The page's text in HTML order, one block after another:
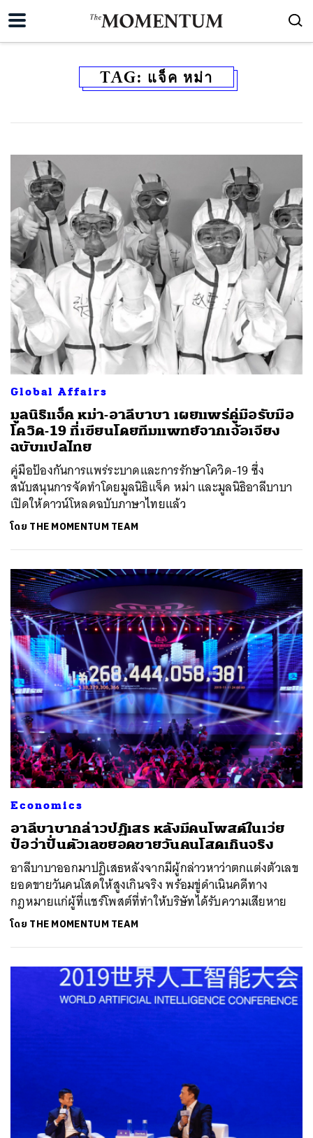
TAG: แจ็ค หม่า
Global Affairs
มูลนิธิแจ็ค หม่า-อาลีบาบา เผยแพร่คู่มือรับมือ
โควิด-19 ที่เขียนโดยทีมแพทย์จากเจ้อเจียง
ฉบับแปลไทย
คู่มือป้องกันการแพร่ระบาดและการรักษาโควิด-19 ซึ่ง
สนับสนุนการจัดทำโดยมูลนิธิแจ็ค หม่า และมูลนิธิอาลีบาบา
เปิดให้ดาวน์โหลดฉบับภาษาไทยแล้ว
โดย THE MOMENTUM TEAM
Economics
อาลีบาบากล่าวปฏิเสธ หลังมีคนโพสต์ในเว่ย
ป๋อว่าปั่นตัวเลขยอดขายวันคนโสดเกินจริง
อาลีบาบาออกมาปฏิเสธหลังจากมีผู้กล่าวหาว่าตกแต่งตัวเลข
ยอดขายวันคนโสดให้สูงเกินจริง พร้อมขู่ดำเนินคดีทาง
กฎหมายแก่ผู้ที่แชร์โพสต์ที่ทำให้บริษัทได้รับความเสียหาย
โดย THE MOMENTUM TEAM